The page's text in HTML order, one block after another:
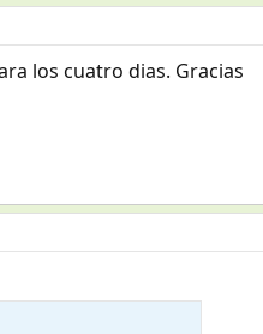
los cuatro dias. Gracias